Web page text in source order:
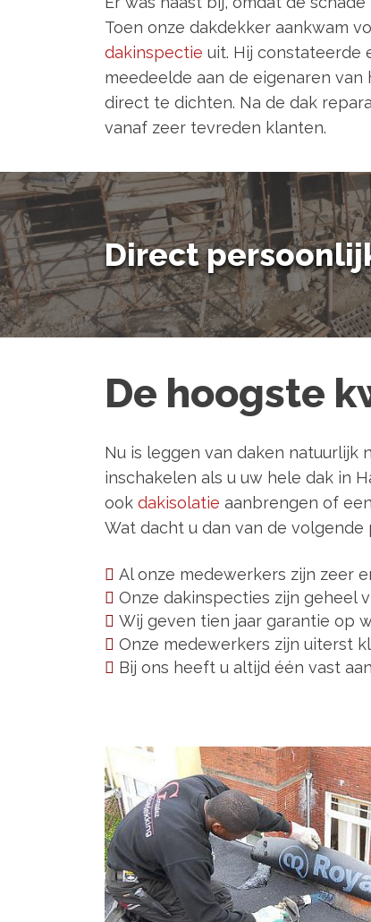
Toen onze dakdekker aankwam
dakinspectie uit. Hij constateerde
meedeelde aan de eigenaren
direct te dichten. Na de dak
vanaf zeer tevreden klanten.
Direct
De hoogste
Nu is leggen van daken natuurlijk
inschakelen als u uw hele dak in
ook dakisolatie aanbrengen of
Wat dacht u dan van de volgende
Al onze medewerkers zijn zeer
Onze dakinspecties zijn geheel
Wij geven tien jaar garantie op
Onze medewerkers zijn uiterst
Bij ons heeft u altijd één vast